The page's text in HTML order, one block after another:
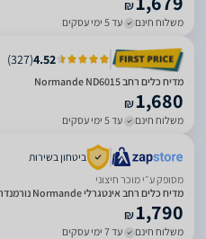
₪
משלוח חינם עד 5 ימי עסקים
4.52
(
327
)
מדיח כלים ‏רחב Normande ND6015
₪1,680
משלוח חינם עד 5 ימי עסקים
ביטחון בשירות
מסופק ע״י מוכר חיצוני
מדיח כלים רחב אינטגרלי Normande נורמנדה ND-6015
₪1,790
משלוח חינם עד 7 ימי עסקים